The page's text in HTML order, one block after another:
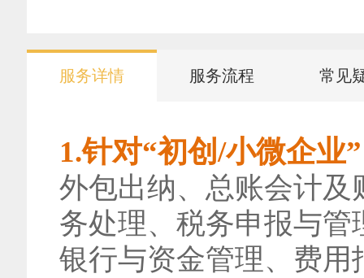
服务详情 服务流程 常见
1.针对“初创/小微企业”
外包出纳、总账会计
务处理、税务申报与管
银行与资金管理、费用